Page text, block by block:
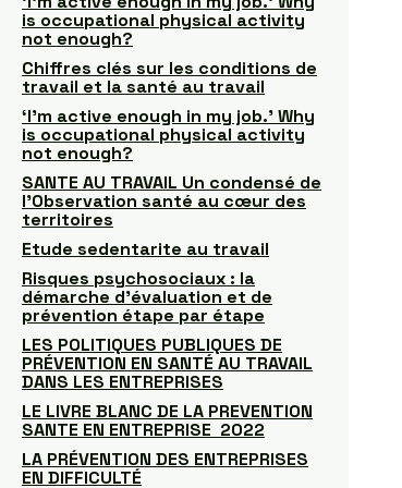
is occupational physical activity
not enough?
Chiffres clés sur les conditions de
travail et la santé au travail
‘I’m active enough in my job.’ Why
is occupational physical activity
not enough?
SANTE AU TRAVAIL Un condensé de
l’Observation santé au cœur des
territoires
Etude sedentarite au travail
Risques psychosociaux : la
démarche d’évaluation et de
prévention étape par étape
LES POLITIQUES PUBLIQUES DE
PRÉVENTION EN SANTÉ AU TRAVAIL
DANS LES ENTREPRISES
LE LIVRE BLANC DE LA PREVENTION
SANTE EN ENTREPRISE 2022
LA PRÉVENTION DES ENTREPRISES
EN DIFFICULTÉ